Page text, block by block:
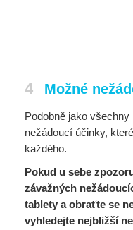
4 Možné
Podobně jako
nežádoucí účinky,
každého.
Pokud u sebe
závažných
tablety a obraťte se
vyhledejte nejbližší